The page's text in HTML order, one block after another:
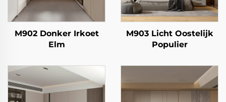
M902 Donker Irkoet
Elm
M903 Licht Oostelijk
Populier